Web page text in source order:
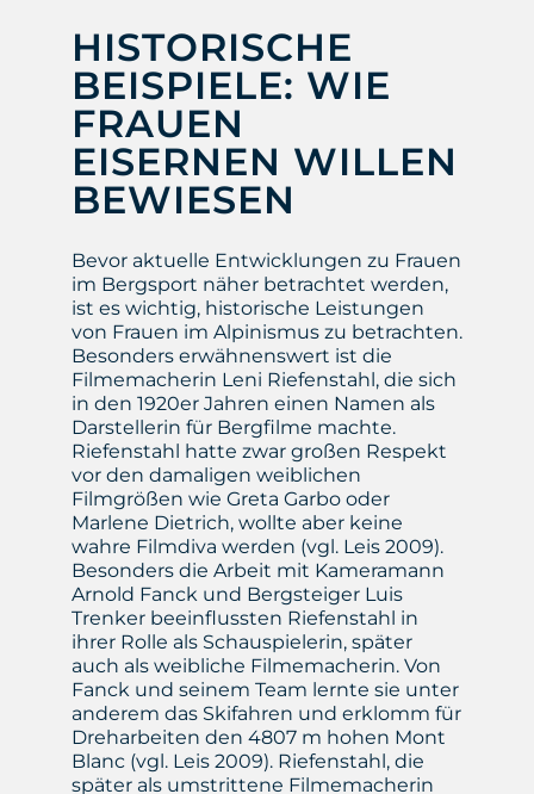
HISTORISCHE
BEISPIELE: WIE
FRAUEN
EISERNEN WILLEN
BEWIESEN
Bevor aktuelle Entwicklungen zu Frauen
im Bergsport näher betrachtet werden,
ist es wichtig, historische Leistungen
von Frauen im Alpinismus zu betrachten.
Besonders erwähnenswert ist die
Filmemacherin Leni Riefenstahl, die sich
in den 1920er Jahren einen Namen als
Darstellerin für Bergfilme machte.
Riefenstahl hatte zwar großen Respekt
vor den damaligen weiblichen
Filmgrößen wie Greta Garbo oder
Marlene Dietrich, wollte aber keine
wahre Filmdiva werden (vgl. Leis 2009).
Besonders die Arbeit mit Kameramann
Arnold Fanck und Bergsteiger Luis
Trenker beeinflussten Riefenstahl in
ihrer Rolle als Schauspielerin, später
auch als weibliche Filmemacherin. Von
Fanck und seinem Team lernte sie unter
anderem das Skifahren und erklomm für
Dreharbeiten den 4807 m hohen Mont
Blanc (vgl. Leis 2009). Riefenstahl, die
später als umstrittene Filmemacherin